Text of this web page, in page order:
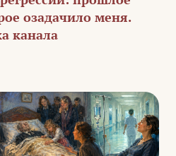
озадачило меня.
канала